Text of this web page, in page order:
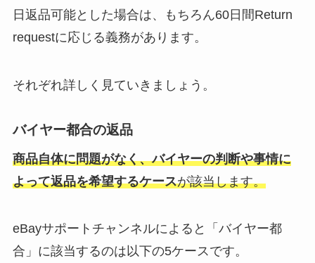
日返品可能とした場合は、もちろん60日間Return
requestに応じる義務があります。
それぞれ詳しく見ていきましょう。
バイヤー都合の返品
商品自体に問題がなく、バイヤーの判断や事情に
よって返品を希望するケースが該当します。
eBayサポートチャンネルによると「バイヤー都
合」に該当するのは以下の5ケースです。